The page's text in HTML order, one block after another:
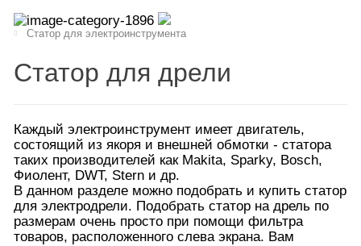
Статор для электроинструмента
Статор для дрели
Каждый электроинструмент имеет двигатель,
состоящий из якоря и внешней обмотки - статора
таких производителей как Makita, Sparky, Bosch,
Фиолент, DWT, Stern и др.
В данном разделе можно подобрать и купить статор
для электродрели. Подобрать статор на дрель по
размерам очень просто при помощи фильтра
товаров, расположенного слева экрана. Вам